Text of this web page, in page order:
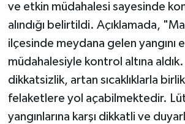
ve etkin müdahalesi sayesinde
alındığı belirtildi. Açıklamada,
ilçesinde meydana gelen yangını
müdahalesiyle kontrol altına
dikkatsizlik, artan sıcaklıklarla
felaketlere yol açabilmektedir.
yangınlarına karşı dikkatli ve